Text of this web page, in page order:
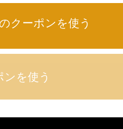
クーポンを使う
を使う